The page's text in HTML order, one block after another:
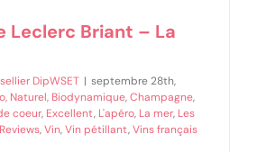
Leclerc Briant – La
DipWSET | septembre 28th,
Naturel, Biodynamique,Champagne,
coeur, Excellent, L'apéro, La mer, Les
Reviews,Vin,Vin pétillant,Vins français